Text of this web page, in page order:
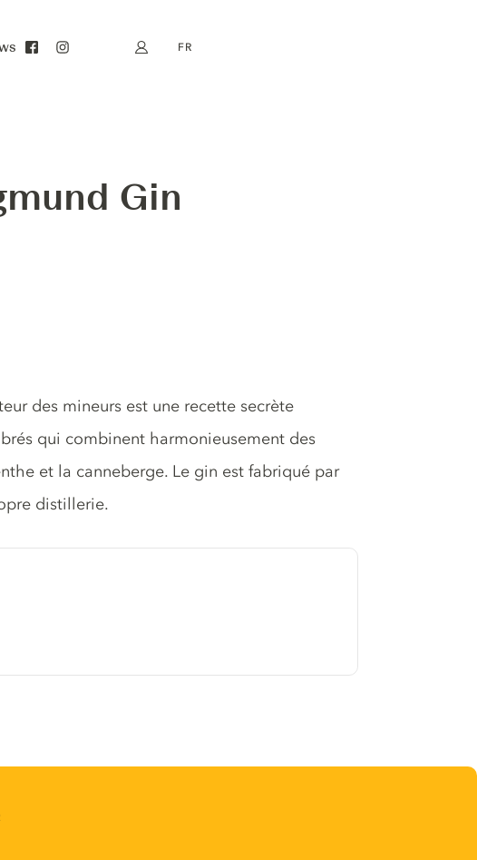
Mon compte
FR
Gin
des mineurs est une recette secrète
qui combinent harmonieusement des
et la canneberge. Le gin est fabriqué par
distillerie.